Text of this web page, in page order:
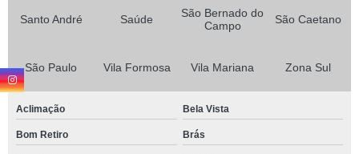
Santo André Saúde
São Bernado do
Campo
São Caetano
São Paulo Vila Formosa Vila Mariana Zona Sul
Aclimação Bela Vista
Bom Retiro Brás